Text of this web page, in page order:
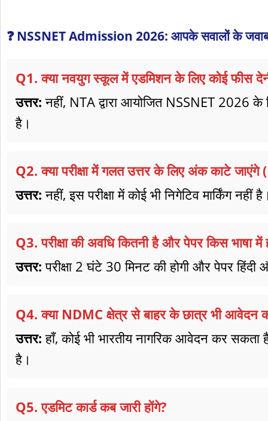
❓ NSSNET Admission 2026: आपके सवालों के
Q1. क्या नवयुग स्कूल में एडमिशन के लिए कोई फीस
उत्तर: नहीं, NTA द्वारा आयोजित NSSNET
है।
Q2. क्या परीक्षा में गलत उत्तर के लिए अंक काटे
उत्तर: नहीं, इस परीक्षा में कोई भी निगेटिव मार्किंग
Q3. परीक्षा की अवधि कितनी है और पेपर किस भाषा में
उत्तर: परीक्षा 2 घंटे 30 मिनट की होगी और पेपर
Q4. क्या NDMC क्षेत्र से बाहर के छात्र भी
उत्तर: हाँ, कोई भी भारतीय नागरिक आवेदन कर सकता
है।
Q5. एडमिट कार्ड कब जारी होंगे?